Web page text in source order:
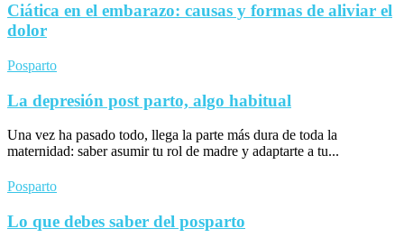
Ciática en el embarazo: causas y formas de aliviar el
dolor
Posparto
La depresión post parto, algo habitual
Una vez ha pasado todo, llega la parte más dura de toda la
maternidad: saber asumir tu rol de madre y adaptarte a tu...
Posparto
Lo que debes saber del posparto